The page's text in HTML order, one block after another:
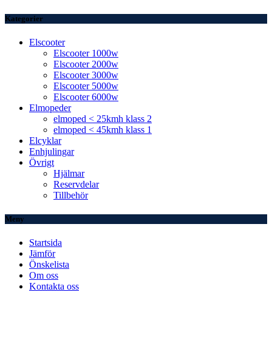
Kategorier
Elscooter
Elscooter 1000w
Elscooter 2000w
Elscooter 3000w
Elscooter 5000w
Elscooter 6000w
Elmopeder
elmoped < 25kmh klass 2
elmoped < 45kmh klass 1
Elcyklar
Enhjulingar
Övrigt
Hjälmar
Reservdelar
Tillbehör
Meny
Startsida
Jämför
Önskelista
Om oss
Kontakta oss